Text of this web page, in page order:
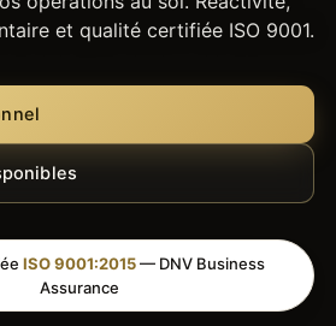
et qualité certifiée ISO 9001.
ISO 9001:2015— DNV Business
Assurance